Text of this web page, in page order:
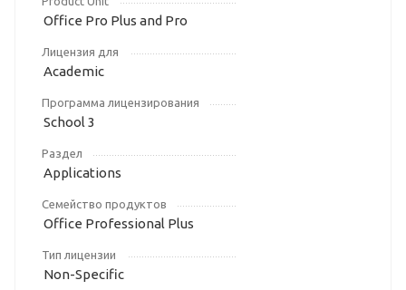
Office Pro Plus and Pro
Лицензия для
Academic
Программа лицензирования
School 3
Раздел
Applications
Семейство продуктов
Office Professional Plus
Тип лицензии
Non-Specific